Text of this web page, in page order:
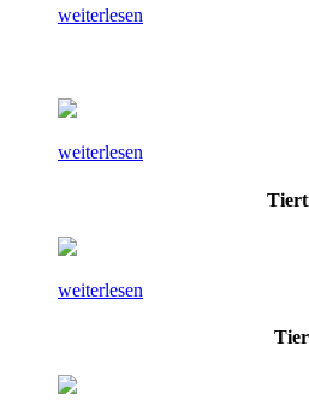
weiterlesen
weiterlesen
weiterlesen